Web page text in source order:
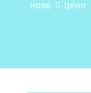
Home Цени